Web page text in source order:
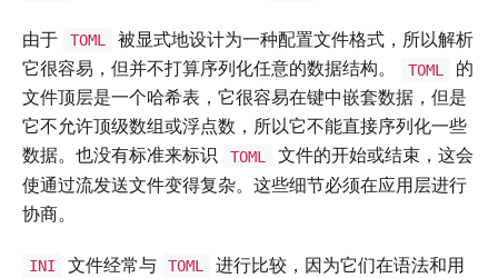
由于 TOML
被显式地设计为一种配置文件格式，所以解析
它很容易，但并不打算序列化任意的数据结构。
TOML
的
文件顶层是一个哈希表，它很容易在键中嵌套数据，但是
它不允许顶级数组或浮点数，所以它不能直接序列化一些
数据。也没有标准来标识
TOML
文件的开始或结束，这会
使通过流发送文件变得复杂。这些细节必须在应用层进行
协商。
INI 文件经常与 TOML
进行比较，因为它们在语法和用